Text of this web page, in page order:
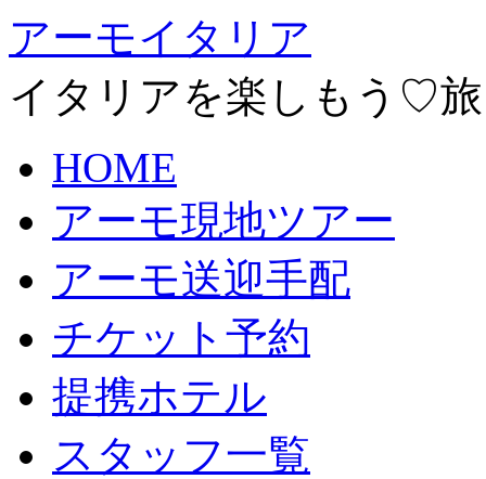
アーモイタリア
イタリアを楽しもう♡
HOME
アーモ現地ツアー
アーモ送迎手配
チケット予約
提携ホテル
スタッフ一覧